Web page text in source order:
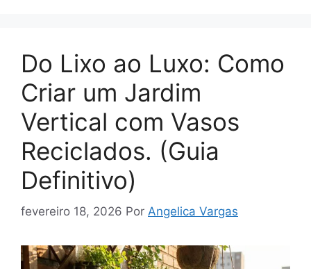
Do Lixo ao Luxo: Como
Criar um Jardim
Vertical com Vasos
Reciclados. (Guia
Definitivo)
fevereiro 18, 2026 Por Angelica Vargas